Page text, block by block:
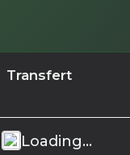
Transfert
Loading...